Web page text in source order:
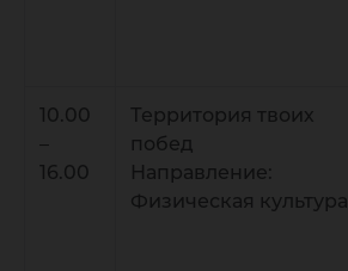
10.00
–
16.00
Территория твоих
побед
Направление:
Физическая культура